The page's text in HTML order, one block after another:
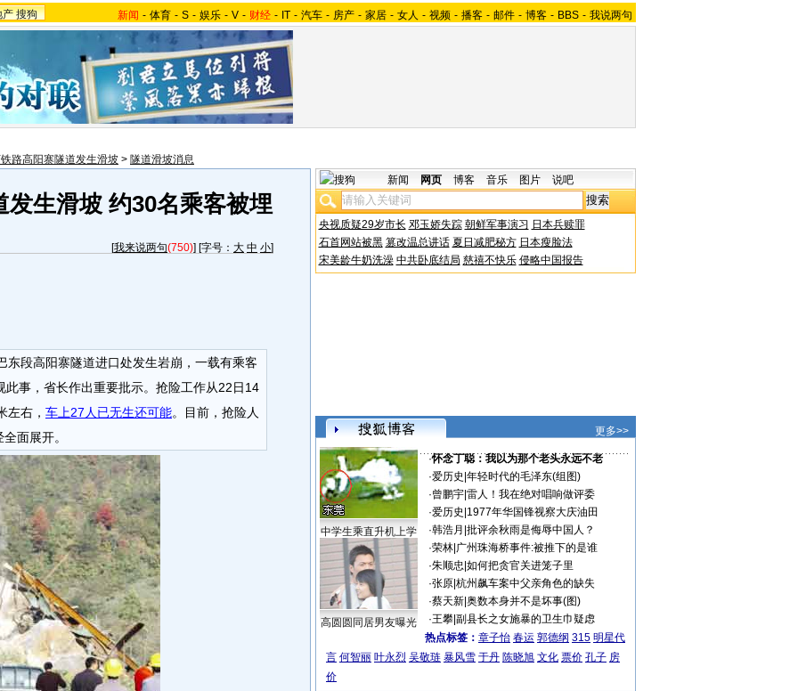
产 搜狗 新闻 - 体育 - S - 娱乐 - V - 财经 - IT - 汽车 - 房产 - 家居 - 女人 - 视频 - 播客 - 邮件 - 博客 - BBS - 我说两句
路高阳寨隧道发生滑坡 > 隧道滑坡消息
生滑坡 约30名乘客被埋
[我来说两句(750)] [字号： 大 中 小]
段高阳寨隧道进口处发生岩崩，一载有乘客
事，省长作出重要批示。抢险工作从22日14
左右， 车上27人已无生还可能。目前，抢险人
面展开。
新闻 网页 博客 音乐 图片 说吧
央视质疑29岁市长 邓玉娇失踪 朝鲜军事演习 日本兵赎罪
石首网站被黑 篡改温总讲话 夏日减肥秘方 日本瘦脸法
宋美龄牛奶洗澡 中共卧底结局 慈禧不快乐 侵略中国报告
更多>>
中学生乘直升机上学
高圆圆同居男友曝光
·怀念丁聪：我以为那个老头永远不老
·爱历史 年轻时代的毛泽东(组图)
·曾鹏宇| 雷人！我在绝对唱响做评委
·爱历史 1977年华国锋视察大庆油田
·韩浩月 批评余秋雨是侮辱中国人？
·荣林| 广州珠海桥事件:被推下的是谁
·朱顺忠 如何把贪官关进笼子里
·张原| 杭州飙车案中父亲角色的缺失
·蔡天新| 奥数本身并不是坏事(图)
·王攀| 副县长之女施暴的卫生巾疑虑
热点标签： 章子怡 春运 郭德纲 315 明星代
言 何智丽 叶永烈 吴敬琏 暴风雪 于丹 陈晓旭 文化 票价 孔子 房
价